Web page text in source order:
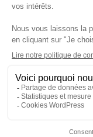
Métrologie
Tour à
numérique